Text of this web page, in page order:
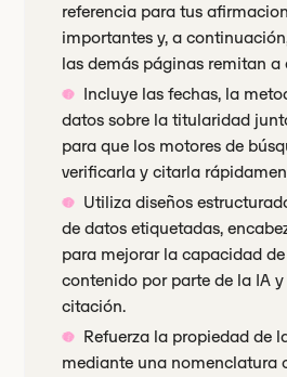
referencia para tus
importantes y, a
las demás páginas remitan a
Incluye las fechas, la
datos sobre la titularidad
para que los motores de
verificarla y citarla
Utiliza diseños
de datos etiquetadas,
para mejorar la capacidad
contenido por parte de la IA
citación.
Refuerza la propiedad de
mediante una nomenclatura